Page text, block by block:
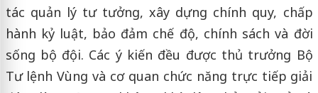
tác quản lý tư tưởng, xây dựng chính quy, chấp
hành kỷ luật, bảo đảm chế độ, chính sách và đời
sống bộ đội. Các ý kiến đều được thủ trưởng Bộ
Tư lệnh Vùng và cơ quan chức năng trực tiếp giải